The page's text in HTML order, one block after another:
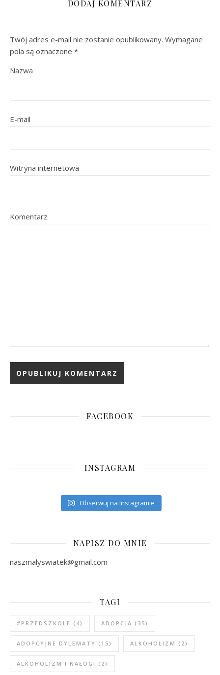
DODAJ KOMENTARZ
Twój adres e-mail nie zostanie opublikowany. Wymagane
pola są oznaczone *
Nazwa
E-mail
Witryna internetowa
Komentarz
FACEBOOK
INSTAGRAM
Obserwuj na Instagramie
NAPISZ DO MNIE
naszmalyswiatek@gmail.com
TAGI
#PRZEDSZKOLE (4) ADOPCJA (35)
ADOPCYJNE DYLEMATY (15) ALKOHOLIZM (2)
ALKOHOLIZM I NAŁOGI (2)